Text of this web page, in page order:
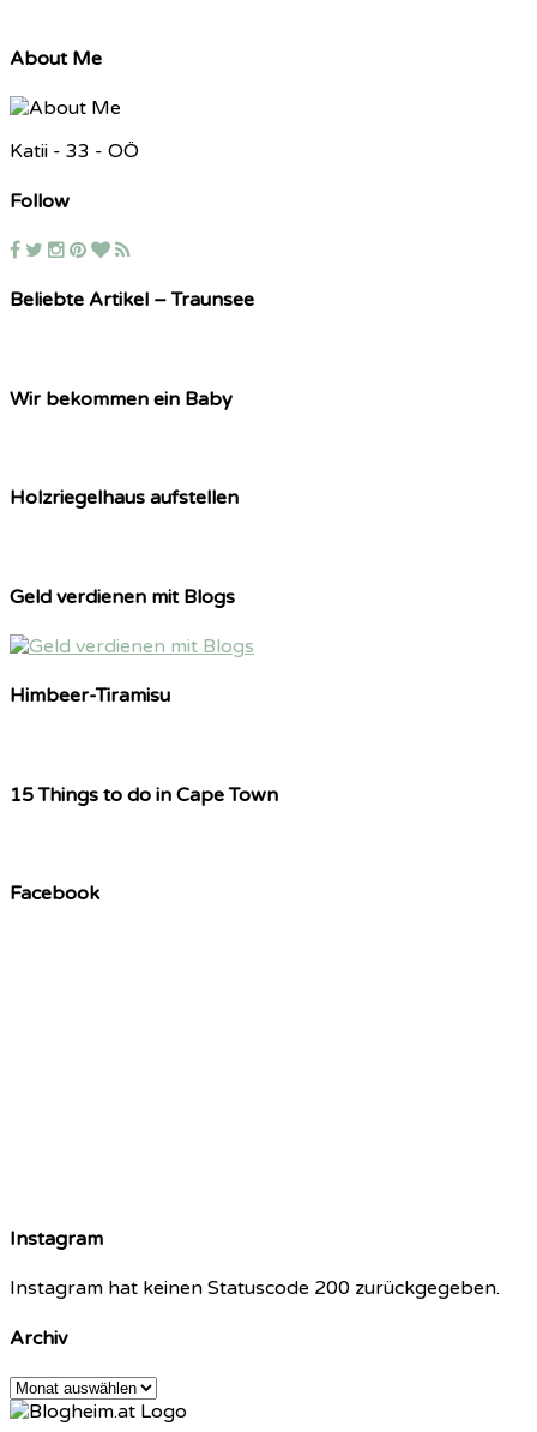
About Me
Katii - 33 - OÖ
Follow
Beliebte Artikel – Traunsee
Wir bekommen ein Baby
Holzriegelhaus aufstellen
Geld verdienen mit Blogs
Himbeer-Tiramisu
15 Things to do in Cape Town
Facebook
Instagram
Instagram hat keinen Statuscode 200 zurückgegeben.
Archiv
Archiv